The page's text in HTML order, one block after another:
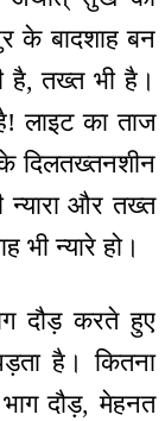
के बादशाह बन
है, तख्त भी है।
लाइट का ताज
के दिलतख्तनशीन
न्यारा और तख्त
भी न्यारे हो।
दौड़ करते हुए
है। कितना
दौड़, मेहनत